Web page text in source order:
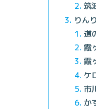
筑
りん
道
霞
霞
ケ
市
か